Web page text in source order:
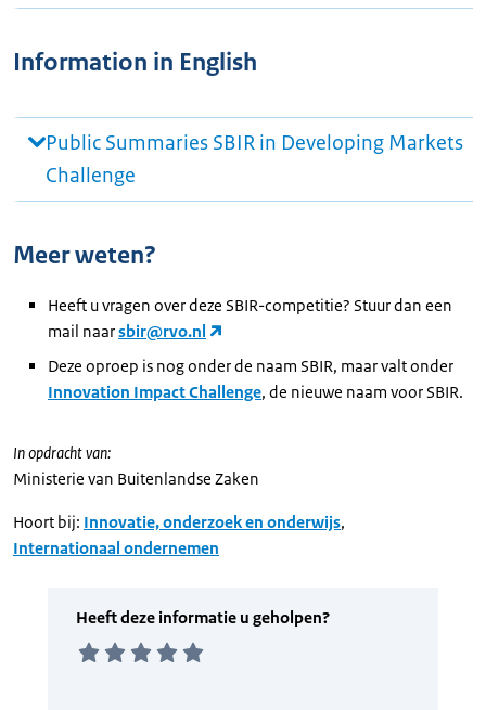
Information in English
Public Summaries SBIR in Developing Markets
Challenge
Meer weten?
Heeft u vragen over deze SBIR-competitie? Stuur dan een
mail naarsbir@rvo.nl
Deze oproep is nog onder de naam SBIR, maar valt onder
Innovation Impact Challenge, de nieuwe naam voor SBIR.
In opdracht van:
Ministerie van Buitenlandse Zaken
Hoort bij: Innovatie, onderzoek en onderwijs,
Internationaal ondernemen